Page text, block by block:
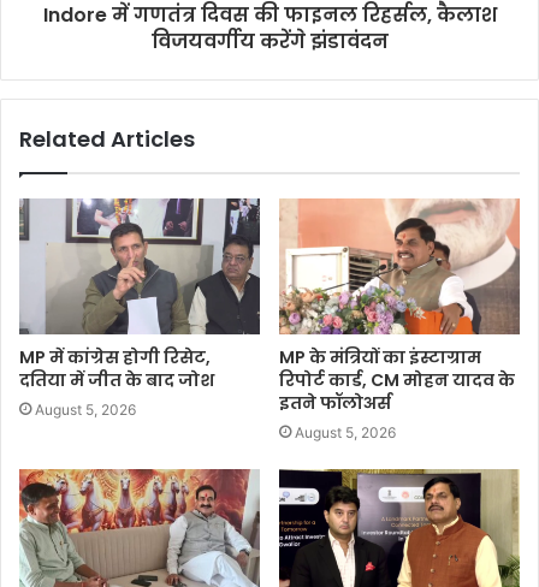
Indore में गणतंत्र दिवस की फाइनल रिहर्सल, कैलाश
विजयवर्गीय करेंगे झंडावंदन
Related Articles
MP में कांग्रेस होगी रिसेट,
दतिया में जीत के बाद जोश
August 5, 2026
MP के मंत्रियों का इंस्टाग्राम
रिपोर्ट कार्ड, CM मोहन यादव के
इतने फॉलोअर्स
August 5, 2026